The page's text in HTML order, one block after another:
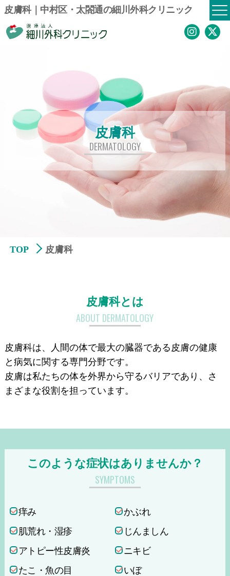
皮膚科｜中村区・太閤通の細川外科クリニック
皮膚科
DERMATOLOGY
TOP 皮膚科
皮膚科とは
ABOUT DERMATOLOGY
皮膚科は、人間の体で最大の臓器である皮膚の健康
と病気に関する専門分野です。
皮膚は私たちの体を外界から守るバリアであり、さ
まざまな役割を担っています。
このような症状はありませんか？
SYMPTOMS
痒み
かぶれ
肌荒れ・湿疹
じんましん
アトピー性皮膚炎
ニキビ
たこ・魚の目
いぼ